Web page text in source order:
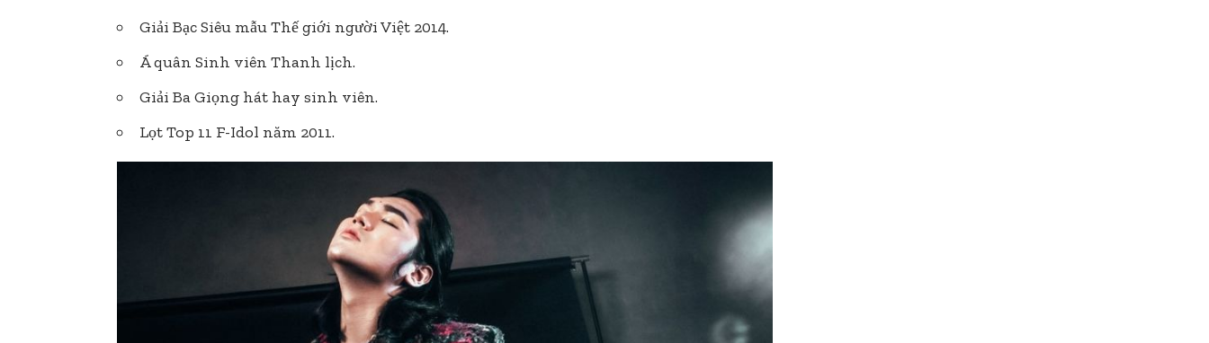
Giải Bạc Siêu mẫu Thế giới người Việt 2014.
Á quân Sinh viên Thanh lịch.
Giải Ba Giọng hát hay sinh viên.
Lọt Top 11 F-Idol năm 2011.